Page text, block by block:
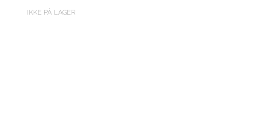
IKKE PÅ LAGER